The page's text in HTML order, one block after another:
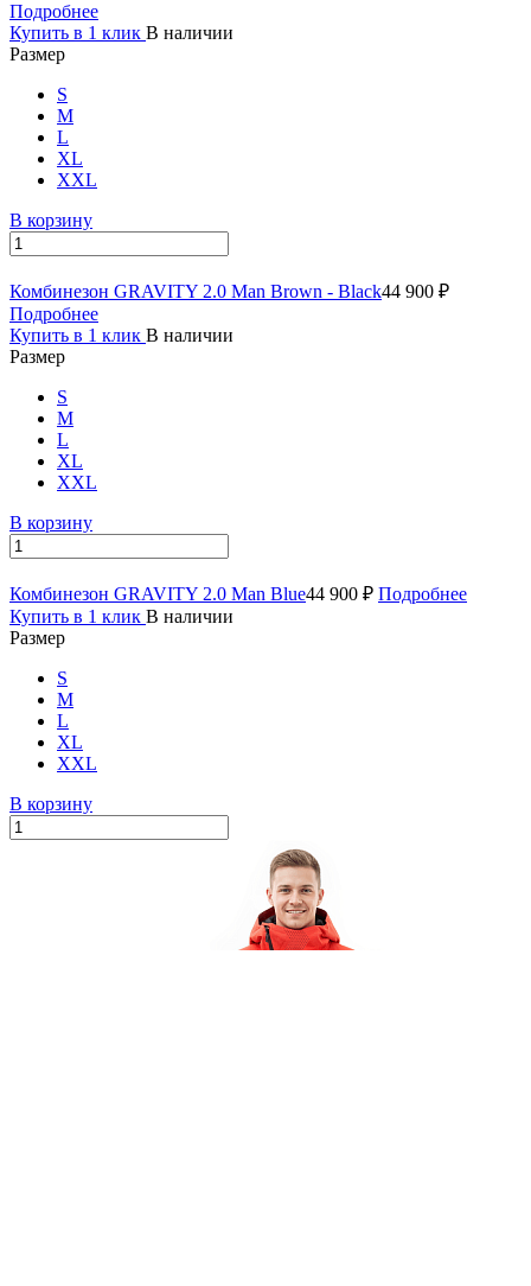
Подробнее
Купить в 1 клик В наличии
Размер
S
M
L
XL
XXL
В корзину
Комбинезон GRAVITY 2.0 Man Brown - Black44 900 ₽
Подробнее
Купить в 1 клик В наличии
Размер
S
M
L
XL
XXL
В корзину
Комбинезон GRAVITY 2.0 Man Blue44 900 ₽ Подробнее
Купить в 1 клик В наличии
Размер
S
M
L
XL
XXL
В корзину